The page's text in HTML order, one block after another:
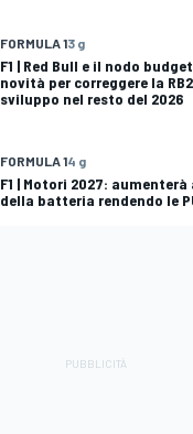
FORMULA 13 g
F1 | Red Bull e il nodo
novità per correggere la
sviluppo nel resto del 2026
FORMULA 14 g
F1 | Motori 2027:
della batteria rendendo le